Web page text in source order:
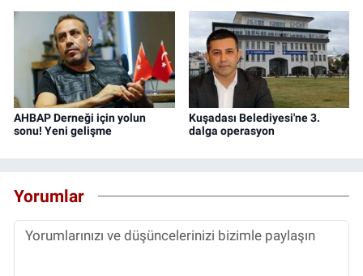
AHBAP Derneği için yolun
sonu! Yeni gelişme
Kuşadası Belediyesi'ne 3.
dalga operasyon
Yorumlar